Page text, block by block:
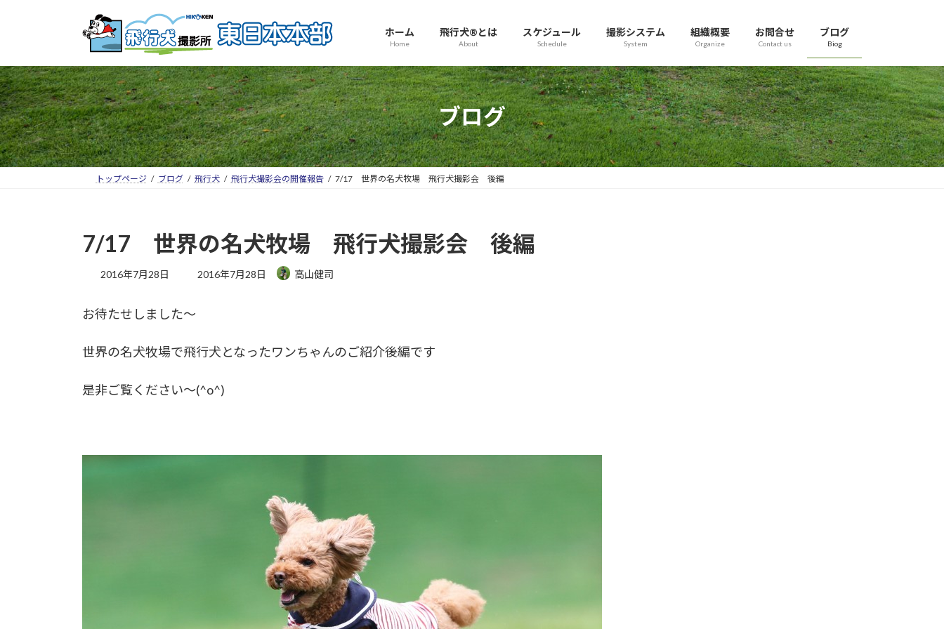
ホーム
Home
飛行犬®とは
About
スケジュール
Schedule
撮影システム
System
組織概要
Organize
お問合せ
Contact us
ブログ
Biog
ブログ
トップページ ブログ 飛行犬 飛行犬撮影会の開催報告 7/17 世界の名犬牧場 飛行犬撮影会 後編
7/17 世界の名犬牧場 飛行犬撮影会 後編
2016年7月28日 2016年7月28日 高山健司
お待たせしました～
世界の名犬牧場で飛行犬となったワンちゃんのご紹介後編です
是非ご覧ください～(^o^)